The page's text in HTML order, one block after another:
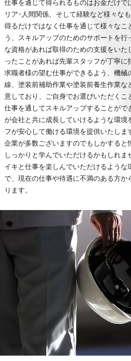
仕事を通じて得られるものはお金だけで
リア･人間関係、そして経験など様々な
得るだけではなく仕事を通じて様々なこ
う、スキルアップのためのサポートを
な資格があれば取得のための支援をいた
ったことがあれば先輩スタッフが丁寧
求職者様の望む仕事ができるよう、機械
線、塗装前補助作業や塗装前養生作業な
意しており、ご自身でお選びいただくこ
仕事を通してスキルアップすることがで
が会社と共に成長していけるような環境
フが安心して働ける環境を提供いたし
企業が多数ございますのでもしかすると
しっかりと学んでいただけるかもしれ
イキと仕事を楽しんでいただけるよう
で、現在の仕事や待遇に不満のある方か
ります。